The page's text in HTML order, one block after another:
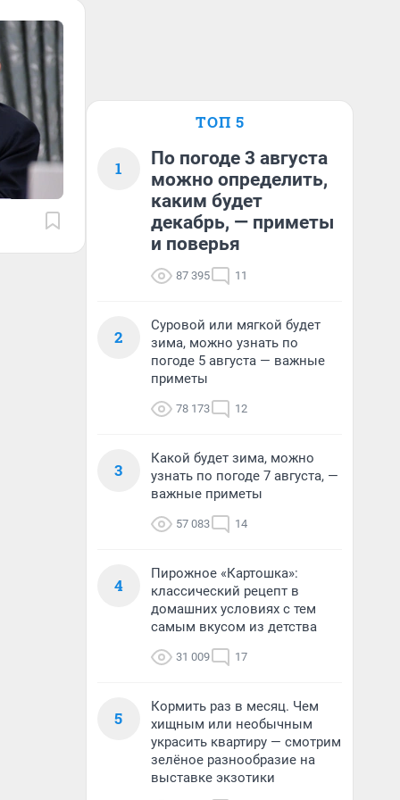
ТОП 5
1
По погоде 3 августа
можно определить,
каким будет
декабрь, — приметы
и поверья
87 395 11
2
Суровой или мягкой будет
зима, можно узнать по
погоде 5 августа — важные
приметы
78 173 12
3
Какой будет зима, можно
узнать по погоде 7 августа, —
важные приметы
57 083 14
4
Пирожное «Картошка»:
классический рецепт в
домашних условиях с тем
самым вкусом из детства
31 009 17
5
Кормить раз в месяц. Чем
хищным или необычным
украсить квартиру — смотрим
зелёное разнообразие на
выставке экзотики